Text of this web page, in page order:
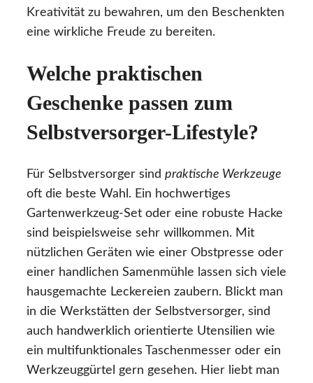
Kreativität zu bewahren, um den Beschenkten
eine wirkliche Freude zu bereiten.
Welche praktischen
Geschenke passen zum
Selbstversorger-Lifestyle?
Für Selbstversorger sind praktische Werkzeuge
oft die beste Wahl. Ein hochwertiges
Gartenwerkzeug-Set oder eine robuste Hacke
sind beispielsweise sehr willkommen. Mit
nützlichen Geräten wie einer Obstpresse oder
einer handlichen Samenmühle lassen sich viele
hausgemachte Leckereien zaubern. Blickt man
in die Werkstätten der Selbstversorger, sind
auch handwerklich orientierte Utensilien wie
ein multifunktionales Taschenmesser oder ein
Werkzeuggürtel gern gesehen. Hier liebt man